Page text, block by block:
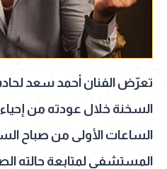
تعرّض الفنان أحمد سعد
السخنة خلال عودته من
الساعات الأولى من صباح
المستشفى لمتابعة حالته